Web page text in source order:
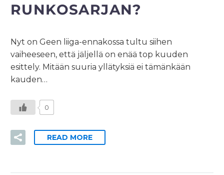
RUNKOSARJAN?
Nyt on Geen liiga-ennakossa tultu siihen
vaiheeseen, että jäljellä on enää top kuuden
esittely. Mitään suuria yllätyksiä ei tämänkään
kauden…
0
READ MORE